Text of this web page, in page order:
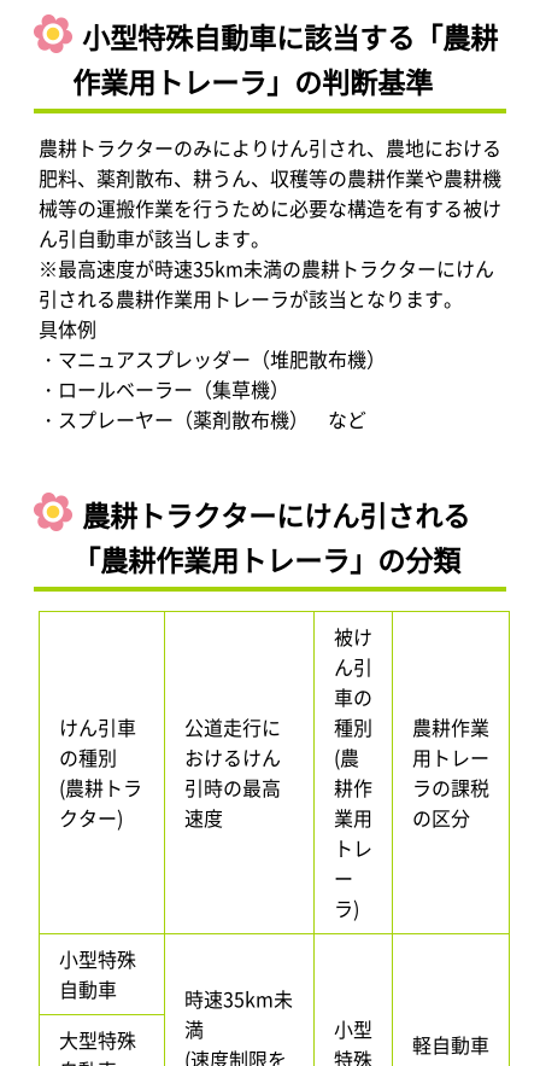
小型特殊自動車に該当する「農耕
作業用トレーラ」の判断基準
農耕トラクターのみによりけん引され、農地における
肥料、薬剤散布、耕うん、収穫等の農耕作業や農耕機
械等の運搬作業を行うために必要な構造を有する被け
ん引自動車が該当します。
※最高速度が時速35km未満の農耕トラクターにけん
引される農耕作業用トレーラが該当となります。
具体例
・マニュアスプレッダー（堆肥散布機）
・ロールベーラー（集草機）
・スプレーヤー（薬剤散布機） など
農耕トラクターにけん引される
「農耕作業用トレーラ」の分類
けん引車
の種別
(農耕トラ
クター)
公道走行に
おけるけん
引時の最高
速度
被け
ん引
車の
種別
(農
耕作
業用
トレ
ー
ラ)
農耕作業
用トレー
ラの課税
の区分
小型特殊
自動車
時速35km未
満
(速度制限を
小型
特殊
軽自動車
大型特殊